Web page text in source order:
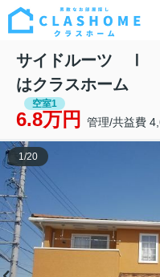
サイドルーツ Ⅰ
はクラスホーム
空室1
6.8万円 管理/共益費
1/20